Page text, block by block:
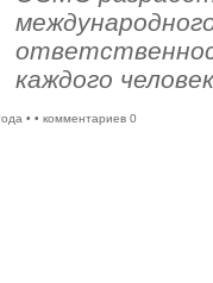
каждого
• • комментариев 0